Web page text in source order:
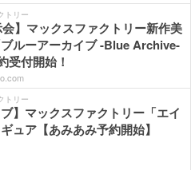
トリー
会】マックスファクトリー新作美
ルーアーカイブ -Blue Archive-
受付開始！
トリー
】マックスファクトリー「エイ
ュア【あみあみ予約開始】